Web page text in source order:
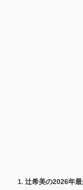
辻希美の2026年